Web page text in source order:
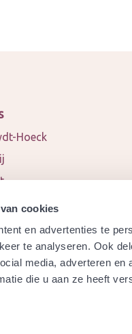
cookies
en advertenties te
te analyseren. Ook
media, adverteren en
die u aan ze heeft
Hoeck
blogs
Hoeck biologisch